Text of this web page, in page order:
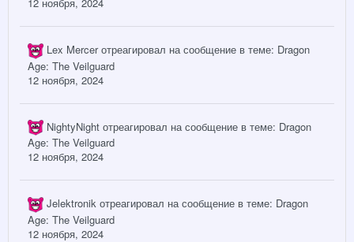
Lex Mercerотреагировал на сообщение в теме: Dragon
Age: The Veilguard
12 ноября, 2024
NightyNight отреагировал на сообщение в теме: Dragon
Age: The Veilguard
12 ноября, 2024
Jelektronik отреагировал на сообщение в теме: Dragon
Age: The Veilguard
12 ноября, 2024